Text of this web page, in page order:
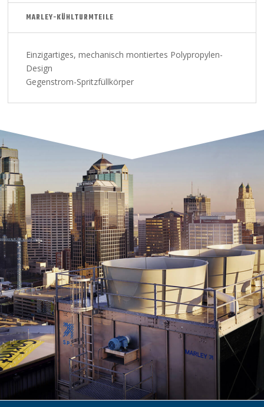
MARLEY-KÜHLTURMTEILE
Einzigartiges, mechanisch montiertes Polypropylen-
Design
Gegenstrom-Spritzfüllkörper